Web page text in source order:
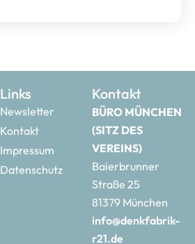
Links
Newsletter
Kontakt
Impressum
Datenschutz
Kontakt
BÜRO MÜNCHEN
(SITZ DES
VEREINS)
Baierbrunner
Straße 25
81379 München
info@denkfabrik-
r21.de